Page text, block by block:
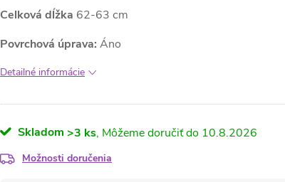
Celková dĺžka 62-63 cm
Povrchová úprava: Áno
Detailné informácie
Skladom >3 ks 10.8.2026
Možnosti doručenia